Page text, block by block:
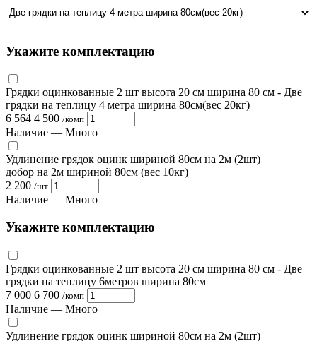
Укажите комплектацию
Грядки оцинкованные 2 шт высота 20 см ширина 80 см - Две
грядки на теплицу 4 метра ширина 80см(вес 20кг)
6 564 4 500 /комп
Наличие — Много
Удлинение грядок оцинк шириной 80см на 2м (2шт)
добор на 2м шириной 80см (вес 10кг)
2 200 /шт
Наличие — Много
Укажите комплектацию
Грядки оцинкованные 2 шт высота 20 см ширина 80 см - Две
грядки на теплицу 6метров ширина 80см
7 000 6 700 /комп
Наличие — Много
Удлинение грядок оцинк шириной 80см на 2м (2шт)